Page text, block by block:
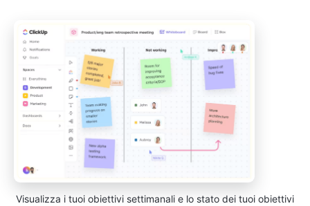
Visualizza i tuoi obiettivi settimanali e lo stato dei tuoi obiettivi